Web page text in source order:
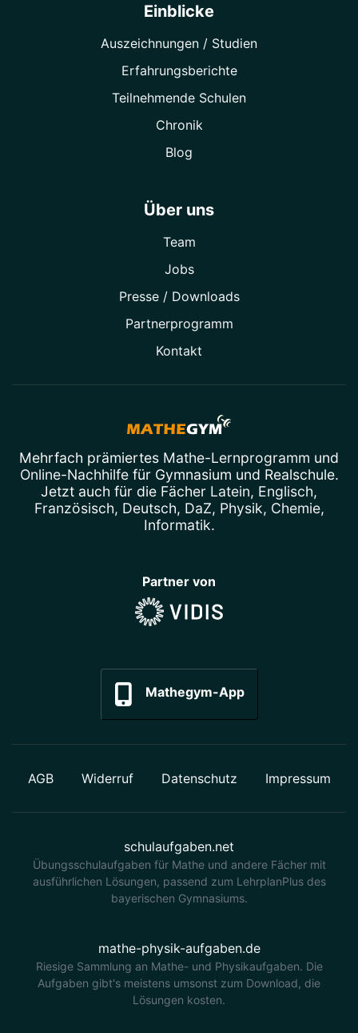
Einblicke
Auszeichnungen / Studien
Erfahrungsberichte
Teilnehmende Schulen
Chronik
Blog
Über uns
Team
Jobs
Presse / Downloads
Partner­programm
Kontakt
Mehrfach prämiertes Mathe-Lernprogramm und
Online-Nachhilfefür Gymnasium und Realschule.
Jetzt auch für die Fächer Latein, Englisch,
Französisch, Deutsch, DaZ, Physik, Chemie,
Informatik.
Partner von
Mathegym-App
AGB Widerruf Datenschutz Impressum
schulaufgaben.net
Übungsschulaufgaben für Mathe und andere Fächer mit
ausführlichen Lösungen, passend zum LehrplanPlus des
bayerischen Gymnasiums.
mathe-physik-aufgaben.de
Riesige Sammlung an Mathe- und Physikaufgaben. Die
Aufgaben gibt's meistens umsonst zum Download, die
Lösungen kosten.